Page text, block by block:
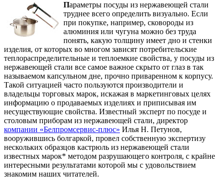
Параметры посуды из нержавеющей стали
труднее всего определить визуально. Если
при покупке, например, сковороды из
алюминия или чугуна можно без труда
понять, какую толщину имеет дно и стенки
изделия, от которых во многом зависят потребительские
теплораспределительные и теплоемкие свойства, у посуды из
нержавеющей стали все самое важное скрыто от глаз в так
называемом капсульном дне, прочно приваренном к корпусу.
Такой ситуацией часто пользуются производители и
владельцы торговых марок, искажая в маркетинговых целях
информацию о продаваемых изделиях и приписывая им
несуществующие свойства. Известный эксперт по посуде и
столовым приборам из нержавеющей стали, директор
компании «Белпромсервис-плюс» Илья Н. Петунов,
вооружившись болгаркой, провел собственную экспертизу
нескольких образцов кастрюль из нержавеющей стали
известных марок* методом разрушающего контроля, с крайне
интересными результатами которой мы с удовольствием
знакомим наших читателей.